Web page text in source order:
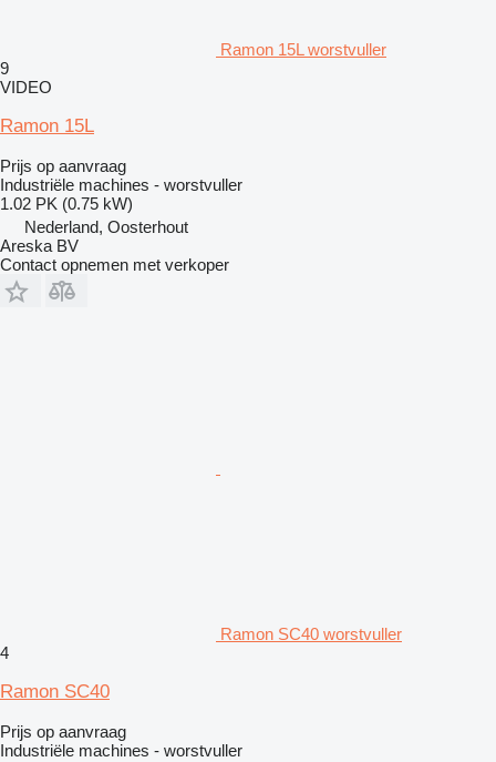
Ramon 15L worstvuller
9
VIDEO
Ramon 15L
Prijs op aanvraag
Industriële machines - worstvuller
1.02 PK (0.75 kW)
Nederland, Oosterhout
Areska BV
Contact opnemen met verkoper
Ramon SC40 worstvuller
4
Ramon SC40
Prijs op aanvraag
Industriële machines - worstvuller